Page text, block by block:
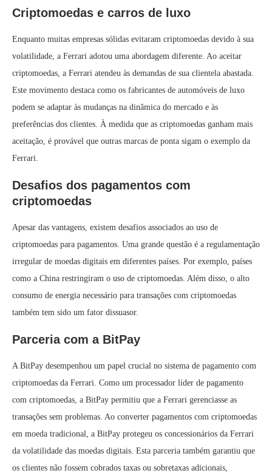
Criptomoedas e carros de luxo
Enquanto muitas empresas sólidas evitaram criptomoedas devido à sua
volatilidade, a Ferrari adotou uma abordagem diferente. Ao aceitar
criptomoedas, a Ferrari atendeu às demandas de sua clientela abastada.
Este movimento destaca como os fabricantes de automóveis de luxo
podem se adaptar às mudanças na dinâmica do mercado e às
preferências dos clientes. À medida que as criptomoedas ganham mais
aceitação, é provável que outras marcas de ponta sigam o exemplo da
Ferrari.
Desafios dos pagamentos com
criptomoedas
Apesar das vantagens, existem desafios associados ao uso de
criptomoedas para pagamentos. Uma grande questão é a regulamentação
irregular de moedas digitais em diferentes países. Por exemplo, países
como a China restringiram o uso de criptomoedas. Além disso, o alto
consumo de energia necessário para transações com criptomoedas
também tem sido um fator dissuasor.
Parceria com a BitPay
A BitPay desempenhou um papel crucial no sistema de pagamento com
criptomoedas da Ferrari. Como um processador líder de pagamento
com criptomoedas, a BitPay permitiu que a Ferrari gerenciasse as
transações sem problemas. Ao converter pagamentos com criptomoedas
em moeda tradicional, a BitPay protegeu os concessionários da Ferrari
da volatilidade das moedas digitais. Esta parceria também garantiu que
os clientes não fossem cobrados taxas ou sobretaxas adicionais,